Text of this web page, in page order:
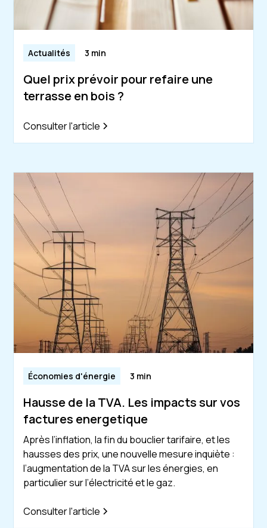
Actualités 3 min
Quel prix prévoir pour refaire une
terrasse en bois ?
Consulter l'article
Économies d'énergie 3 min
Hausse de la TVA. Les impacts sur vos
factures energetique
Après l’inflation, la fin du bouclier tarifaire, et les
hausses des prix, une nouvelle mesure inquiète :
l’augmentation de la TVA sur les énergies, en
particulier sur l’électricité et le gaz.
Consulter l'article